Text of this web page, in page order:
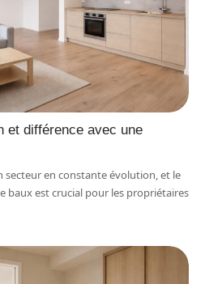
et différence avec une
secteur en constante évolution, et le
baux est crucial pour les propriétaires